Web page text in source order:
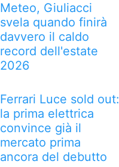
Meteo, Giuliacci
svela quando finirà
davvero il caldo
record dell'estate
2026
Ferrari Luce sold out:
la prima elettrica
convince già il
mercato prima
ancora del debutto